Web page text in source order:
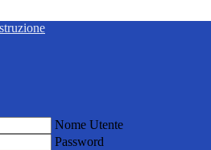
Nome Utente
Password